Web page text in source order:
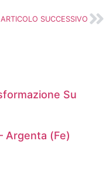
ARTICOLO SUCCESSIVO
Su
Argenta (Fe)